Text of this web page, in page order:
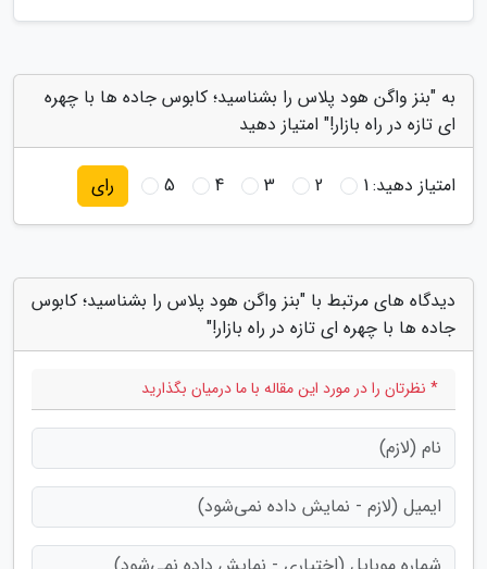
به "بنز واگن هود پلاس را بشناسید؛ کابوس جاده ها با چهره
ای تازه در راه بازار!" امتیاز دهید
امتیاز دهید:1
2
3
4
5 رای
دیدگاه های مرتبط با "بنز واگن هود پلاس را بشناسید؛ کابوس
جاده ها با چهره ای تازه در راه بازار!"
* نظرتان را در مورد این مقاله با ما درمیان بگذارید